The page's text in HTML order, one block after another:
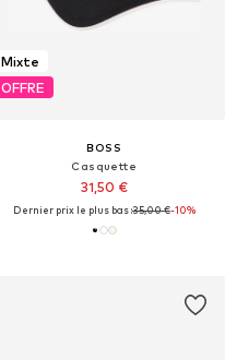
Mixte
OFFRE
BOSS
Casquette
31,50 €
Dernier prix le plus bas :35,00 €-10%